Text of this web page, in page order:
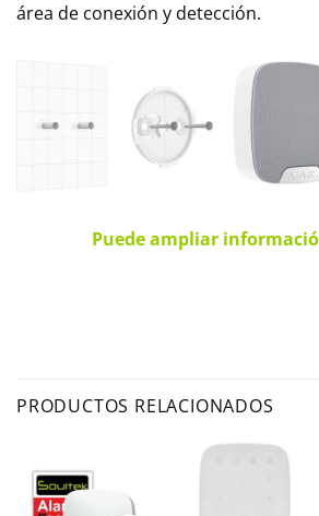
área de conexión y detección.
Puede ampliar
PRODUCTOS RELACIONADOS